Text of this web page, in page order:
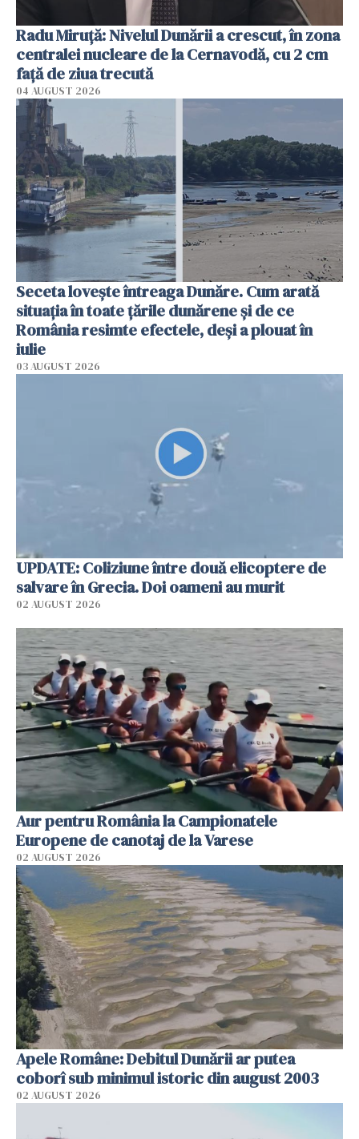
Radu Miruţă: Nivelul Dunării a crescut, în zona
centralei nucleare de la Cernavodă, cu 2 cm
faţă de ziua trecută
04 AUGUST 2026
Seceta lovește întreaga Dunăre. Cum arată
situația în toate țările dunărene și de ce
România resimte efectele, deși a plouat în
iulie
03 AUGUST 2026
UPDATE: Coliziune între două elicoptere de
salvare în Grecia. Doi oameni au murit
02 AUGUST 2026
Aur pentru România la Campionatele
Europene de canotaj de la Varese
02 AUGUST 2026
Apele Române: Debitul Dunării ar putea
coborî sub minimul istoric din august 2003
02 AUGUST 2026